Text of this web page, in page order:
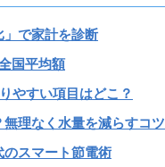
で家計を診断
国平均額
やすい項目はどこ？
無理なく水量を減らすコツ
のスマート節電術